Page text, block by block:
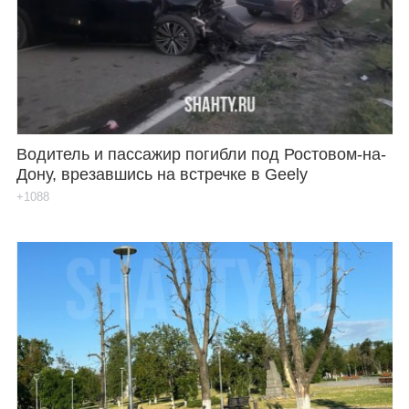
Водитель и пассажир погибли под Ростовом-на-
Дону, врезавшись на встречке в Geely
+1088